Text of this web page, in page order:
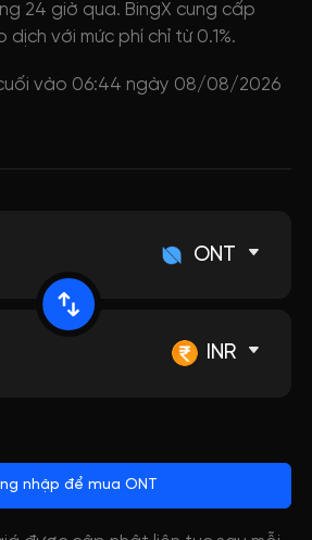
24 giờ qua. BingX cung cấp
dịch với mức phí chỉ từ 0.1%.
vào 06:44 ngày 08/08/2026
ONT
INR
nhập để mua ONT